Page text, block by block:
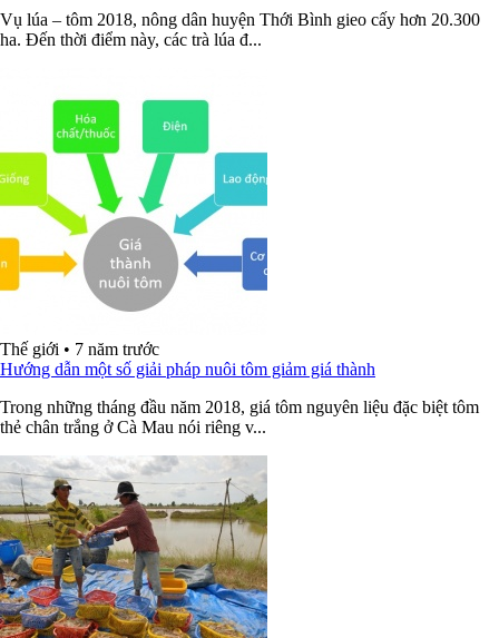
Vụ lúa – tôm 2018, nông dân huyện Thới Bình gieo cấy hơn 20.300
ha. Đến thời điểm này, các trà lúa đ...
Thế giới • 7 năm trước
Hướng dẫn một số giải pháp nuôi tôm giảm giá thành
Trong những tháng đầu năm 2018, giá tôm nguyên liệu đặc biệt tôm
thẻ chân trắng ở Cà Mau nói riêng v...